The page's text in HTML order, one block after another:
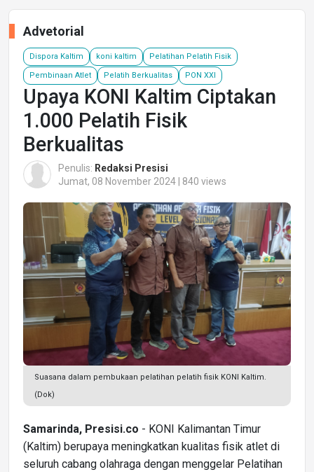
Advetorial
Dispora Kaltim koni kaltim Pelatihan Pelatih Fisik
Pembinaan Atlet Pelatih Berkualitas PON XXI
Upaya KONI Kaltim Ciptakan
1.000 Pelatih Fisik
Berkualitas
Penulis: Redaksi Presisi
Jumat, 08 November 2024 | 840 views
Suasana dalam pembukaan pelatihan pelatih fisik KONI Kaltim.
(Dok)
Samarinda, Presisi.co - KONI Kalimantan Timur
(Kaltim) berupaya meningkatkan kualitas fisik atlet di
seluruh cabang olahraga dengan menggelar Pelatihan